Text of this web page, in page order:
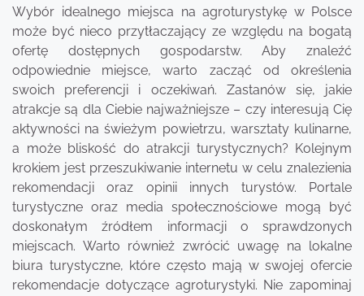
Wybór idealnego miejsca na agroturystykę w Polsce
może być nieco przytłaczający ze względu na bogatą
ofertę dostępnych gospodarstw. Aby znaleźć
odpowiednie miejsce, warto zacząć od określenia
swoich preferencji i oczekiwań. Zastanów się, jakie
atrakcje są dla Ciebie najważniejsze – czy interesują Cię
aktywności na świeżym powietrzu, warsztaty kulinarne,
a może bliskość do atrakcji turystycznych? Kolejnym
krokiem jest przeszukiwanie internetu w celu znalezienia
rekomendacji oraz opinii innych turystów. Portale
turystyczne oraz media społecznościowe mogą być
doskonałym źródłem informacji o sprawdzonych
miejscach. Warto również zwrócić uwagę na lokalne
biura turystyczne, które często mają w swojej ofercie
rekomendacje dotyczące agroturystyki. Nie zapominaj